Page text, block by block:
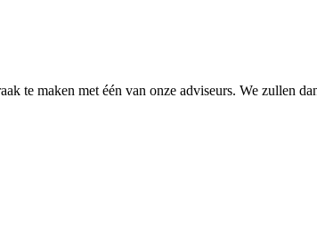
te maken met één van onze adviseurs. We zullen